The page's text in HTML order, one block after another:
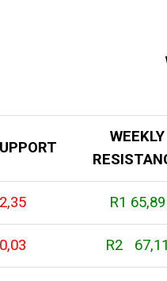
WEEKLY
R1 65,89
R2 67,11